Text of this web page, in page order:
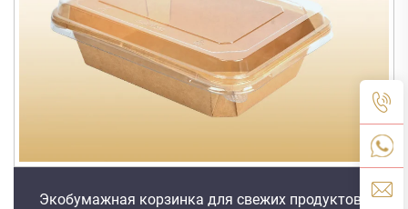
Экобумажная корзинка для свежих продуктов |